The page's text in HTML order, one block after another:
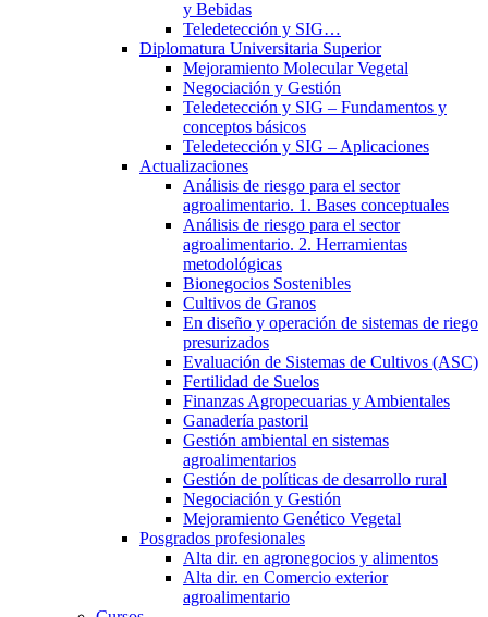
y Bebidas
Teledetección y SIG…
Diplomatura Universitaria Superior
Mejoramiento Molecular Vegetal
Negociación y Gestión
Teledetección y SIG – Fundamentos y
conceptos básicos
Teledetección y SIG – Aplicaciones
Actualizaciones
Análisis de riesgo para el sector
agroalimentario. 1. Bases conceptuales
Análisis de riesgo para el sector
agroalimentario. 2. Herramientas
metodológicas
Bionegocios Sostenibles
Cultivos de Granos
En diseño y operación de sistemas de riego
presurizados
Evaluación de Sistemas de Cultivos (ASC)
Fertilidad de Suelos
Finanzas Agropecuarias y Ambientales
Ganadería pastoril
Gestión ambiental en sistemas
agroalimentarios
Gestión de políticas de desarrollo rural
Negociación y Gestión
Mejoramiento Genético Vegetal
Posgrados profesionales
Alta dir. en agronegocios y alimentos
Alta dir. en Comercio exterior
agroalimentario